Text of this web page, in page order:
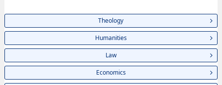
Theology
Humanities
Law
Economics